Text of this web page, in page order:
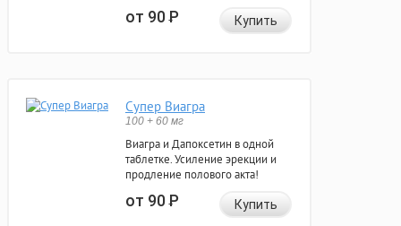
от 90Р Купить
Супер Виагра
100 + 60 мг
Виагра и Дапоксетин в одной
таблетке. Усиление эрекции и
продление полового акта!
от 90Р Купить